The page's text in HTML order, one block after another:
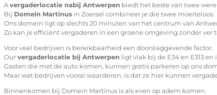
Avergaderlocatie nabij Antwerpen biedt het beste van twee
Bij Domein Martinus in Zoersel combineer je die twee moeiteloos.
Ons domein ligt op slechts 20 minuten van het centrum van
Zo kan je efficiënt vergaderen in een groene omgeving zonder ver
Voor veel bedrijven is bereikbaarheid een doorslaggevende factor.
Ourvergaderlocatie bij Antwerpen ligt vlak bij de E34 en E313
Gasten die met de auto komen, kunnen gratis parkeren op ons
Maar wat bedrijven vooral waarderen, is dat ze hier kunnen
Binnenkomen bij Domein Martinus is als even op adem komen.